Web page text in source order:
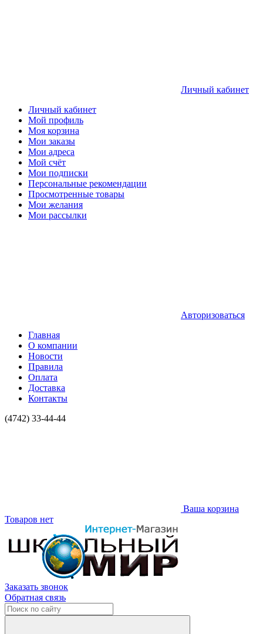
Личный кабинет
Личный кабинет
Мой профиль
Моя корзина
Мои заказы
Мои адреса
Мой счёт
Мои подписки
Персональные рекомендации
Просмотренные товары
Мои желания
Мои рассылки
Авторизоваться
Главная
О компании
Новости
Правила
Оплата
Доставка
Контакты
(4742) 33-44-44
Ваша корзина
Товаров нет
Заказать звонок
Обратная связь